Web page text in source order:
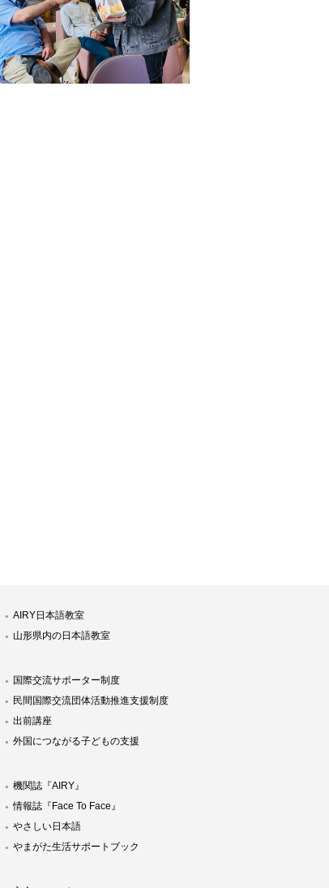
AIRY日本語教室
山形県内の日本語教室
国際交流サポーター制度
民間国際交流団体活動推進支援制度
出前講座
外国につながる子どもの支援
機関誌『AIRY』
情報誌『Face To Face』
やさしい日本語
やまがた生活サポートブック